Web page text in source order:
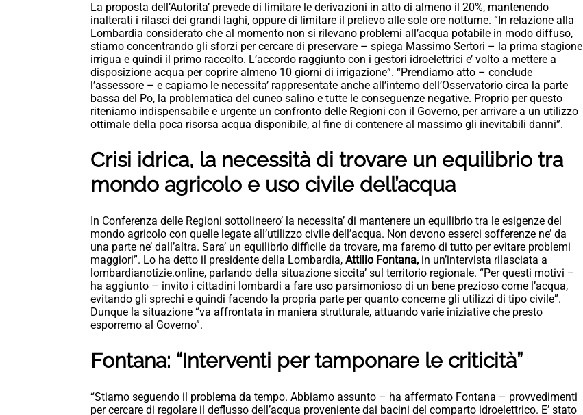
La proposta dell’Autorita’ prevede di limitare le derivazioni in atto di almeno il 20%, mantenendo
inalterati i rilasci dei grandi laghi, oppure di limitare il prelievo alle sole ore notturne. “In relazione alla
Lombardia considerato che al momento non si rilevano problemi all’acqua potabile in modo diffuso,
stiamo concentrando gli sforzi per cercare di preservare – spiega Massimo Sertori – la prima stagione
irrigua e quindi il primo raccolto. L’accordo raggiunto con i gestori idroelettrici e’ volto a mettere a
disposizione acqua per coprire almeno 10 giorni di irrigazione”. “Prendiamo atto – conclude
l’assessore – e capiamo le necessita’ rappresentate anche all’interno dell’Osservatorio circa la parte
bassa del Po, la problematica del cuneo salino e tutte le conseguenze negative. Proprio per questo
riteniamo indispensabile e urgente un confronto delle Regioni con il Governo, per arrivare a un utilizzo
ottimale della poca risorsa acqua disponibile, al fine di contenere al massimo gli inevitabili danni”.
Crisi idrica, la necessità di trovare un equilibrio tra
mondo agricolo e uso civile dell’acqua
In Conferenza delle Regioni sottolineero’ la necessita’ di mantenere un equilibrio tra le esigenze del
mondo agricolo con quelle legate all’utilizzo civile dell’acqua. Non devono esserci sofferenze ne’ da
una parte ne’ dall’altra. Sara’ un equilibrio difficile da trovare, ma faremo di tutto per evitare problemi
maggiori”. Lo ha detto il presidente della Lombardia, Attilio Fontana, in un’intervista rilasciata a
lombardianotizie.online, parlando della situazione siccita’ sul territorio regionale. “Per questi motivi –
ha aggiunto – invito i cittadini lombardi a fare uso parsimonioso di un bene prezioso come l’acqua,
evitando gli sprechi e quindi facendo la propria parte per quanto concerne gli utilizzi di tipo civile”.
Dunque la situazione “va affrontata in maniera strutturale, attuando varie iniziative che presto
esporremo al Governo”.
Fontana: “Interventi per tamponare le criticità”
“Stiamo seguendo il problema da tempo. Abbiamo assunto – ha affermato Fontana – provvedimenti
per cercare di regolare il deflusso dell’acqua proveniente dai bacini del comparto idroelettrico. E’ stato